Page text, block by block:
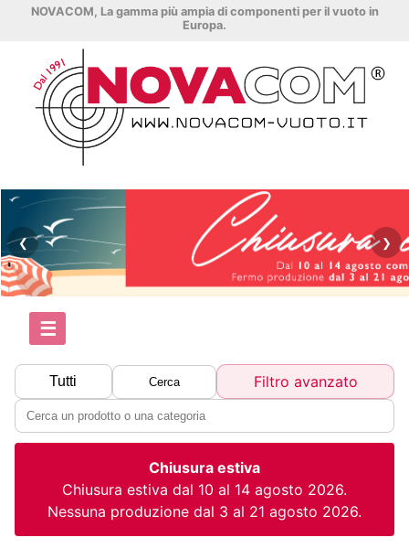
NOVACOM, La gamma più ampia di componenti per il vuoto in
Europa.
❮ ❯
☰
Tutti Cerca Filtro avanzato
Chiusura estiva
Chiusura estiva dal 10 al 14 agosto 2026.
Nessuna produzione dal 3 al 21 agosto 2026.